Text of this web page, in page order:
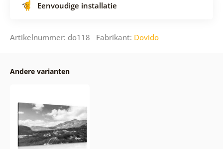
Eenvoudige installatie
Artikelnummer: do118 Fabrikant: Dovido
Andere varianten